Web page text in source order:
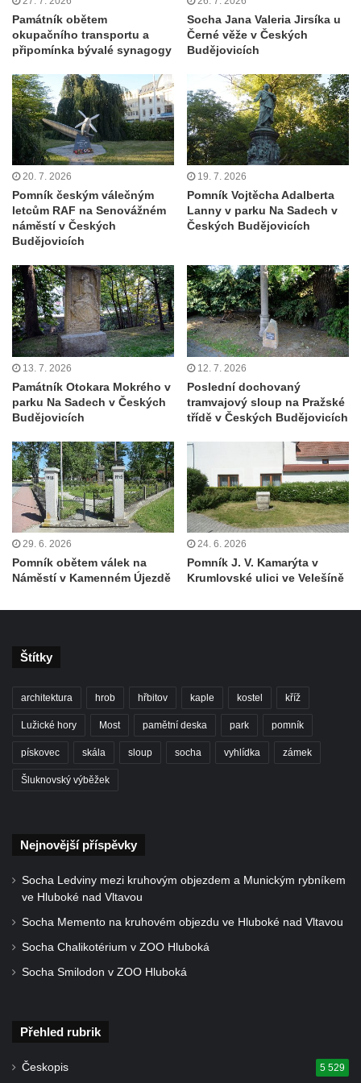
Kenotaf Gerharda Poschera na hřbitově ve
Velkém Šenově
Kenotaf Gerharda Adolfa Johanna Sauera
na hřbitově ve Velkém Šenově
Pomník obětem 1. světové války před
kostelem svatého Bartoloměje ve Velkém
Šenově
Kenotaf Václava Liprta na hřbitově v
Cítolibech
Kenotaf Františka Malypetra na hřbitově v
Hrob Derbákových na hřbitově v Cítolibech
Hrob Františka Morkera na hřbitově v
Cítolibech
Hrob Josefa Fronka na hřbitově v Cítolibech
Hrob Jana Císarika na hřbitově v Cítolibech
Hrob Jana Legáta na hřbitově v Cítolibech
Cítolibech
Pamětní deska Jaroslava Lhotského na
zámku v Cítolibech
Pomník obětem 1. a 2. světové války před
zámkem v Cítolibech
Pomník na místě hrobu ruských vojáků z
do Cítolib
Chlumčanech
Hrob Josefa Bednáře na hřbitově v
Chlumčanech
Hrob Oldřicha Pokorného na hřbitově v
Chlumčanech
Chlumčanech
Chlumčanech
Vlčím
Památník obětem
okupačního transportu a
připomínka bývalé synagogy
Socha Jana Valeria Jirsíka u
Černé věže v Českých
Budějovicích
20. 7. 2026
Pomník českým válečným
letcům RAF na Senovážném
náměstí v Českých
Budějovicích
19. 7. 2026
Pomník Vojtěcha Adalberta
Lanny v parku Na Sadech v
Českých Budějovicích
13. 7. 2026
Památník Otokara Mokrého v
parku Na Sadech v Českých
Budějovicích
12. 7. 2026
Poslední dochovaný
tramvajový sloup na Pražské
třídě v Českých Budějovicích
29. 6. 2026
Pomník obětem válek na
Náměstí v Kamenném Újezdě
24. 6. 2026
Pomník J. V. Kamarýta v
Krumlovské ulici ve Velešíně
Štítky
architektura hrob hřbitov kaple kostel kříž
Lužické hory Most pamětní deska park pomník
pískovec skála sloup socha vyhlídka zámek
Šluknovský výběžek
Nejnovější příspěvky
Socha Ledviny mezi kruhovým objezdem a Munickým rybníkem
ve Hluboké nad Vltavou
Socha Memento na kruhovém objezdu ve Hluboké nad Vltavou
Socha Chalikotérium v ZOO Hluboká
Socha Smilodon v ZOO Hluboká
Přehled rubrik
Českopis 5 529